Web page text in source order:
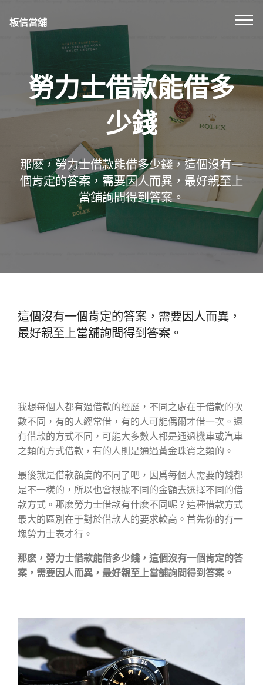
板信當舖
勞力士借款能借多
少錢
那麽，勞力士借款能借多少錢，這個沒有一
個肯定的答案，需要因人而異，最好親至上
當舖詢問得到答案。
這個沒有一個肯定的答案，需要因人而異，
最好親至上當舖詢問得到答案。
我想每個人都有過借款的經歷，不同之處在于借款的次
數不同，有的人經常借，有的人可能偶爾才借一次。還
有借款的方式不同，可能大多數人都是通過機車或汽車
之類的方式借款，有的人則是通過黃金珠寶之類的。
最後就是借款額度的不同了吧，因爲每個人需要的錢都
是不一樣的，所以也會根據不同的金額去選擇不同的借
款方式。那麽勞力士借款有什麽不同呢？這種借款方式
最大的區別在于對於借款人的要求較高。首先你的有一
塊勞力士表才行。
那麽，勞力士借款能借多少錢，這個沒有一個肯定的答
案，需要因人而異，最好親至上當舖詢問得到答案。